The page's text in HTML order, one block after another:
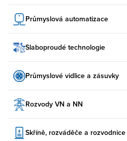
Průmyslová automatizace
Slaboproudé technologie
Průmyslové vidlice a zásuvky
Rozvody VN a NN
Skříně, rozváděče a rozvodnice